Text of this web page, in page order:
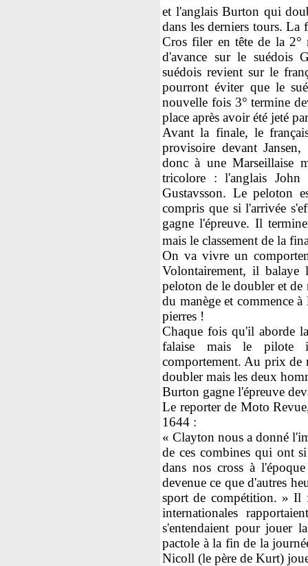
et l'anglais Burton qui
dans les derniers tours. La
Cros filer en tête de la 2°
d'avance sur le suédois
suédois revient sur le
pourront éviter que le
nouvelle fois 3° termine
place après avoir été jeté
Avant la finale, le
provisoire devant
donc à une Marseillaise
tricolore : l'anglais John
Gustavsson. Le peloton
compris que si l'arrivée
gagne l'épreuve. Il
mais le classement de la
On va vivre un
Volontairement, il balaye
peloton de le doubler et
du manège et commence
pierres !
Chaque fois qu'il aborde
falaise mais le pilote
comportement. Au prix de
doubler mais les deux
Burton gagne l'épreuve
Le reporter de Moto
1644 :
« Clayton nous a donné
de ces combines qui ont
dans nos cross à
devenue ce que d'autres
sport de compétition. » Il
internationales
s'entendaient pour jouer
pactole à la fin de la
Nicoll (le père de Kurt)